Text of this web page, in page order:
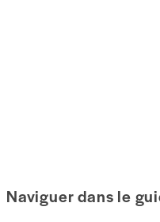
Naviguer dans le